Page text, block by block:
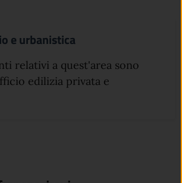
e urbanistica
relativi a quest'area sono
edilizia privata e